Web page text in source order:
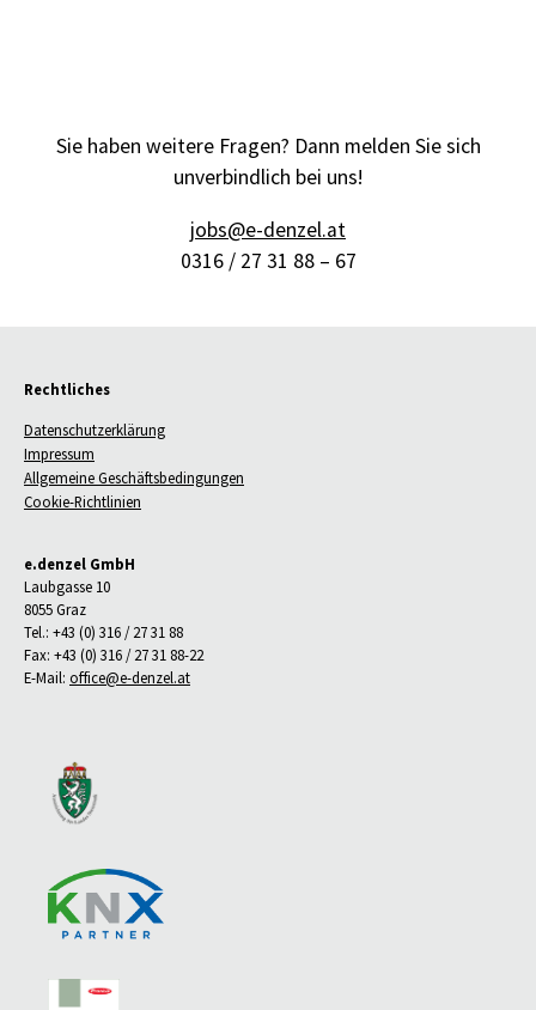
Sie haben weitere Fragen? Dann melden Sie sich
unverbindlich bei uns!
jobs@e-denzel.at
0316 / 27 31 88 – 67
Rechtliches
Datenschutzerklärung
Impressum
Allgemeine Geschäftsbedingungen
Cookie-Richtlinien
e.denzel GmbH
Laubgasse 10
8055 Graz
Tel.: +43 (0) 316 / 27 31 88
Fax: +43 (0) 316 / 27 31 88-22
E-Mail: office@e-denzel.at